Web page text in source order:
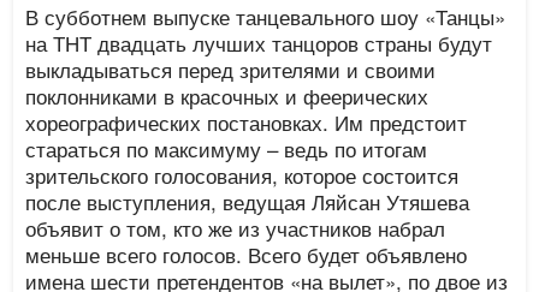
В субботнем выпуске танцевального шоу «Танцы»
на ТНТ двадцать лучших танцоров страны будут
выкладываться перед зрителями и своими
поклонниками в красочных и феерических
хореографических постановках. Им предстоит
стараться по максимуму – ведь по итогам
зрительского голосования, которое состоится
после выступления, ведущая Ляйсан Утяшева
объявит о том, кто же из участников набрал
меньше всего голосов. Всего будет объявлено
имена шести претендентов «на вылет», по двое из